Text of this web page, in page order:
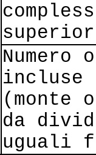
Numero
incluse
(monte
da
uguali